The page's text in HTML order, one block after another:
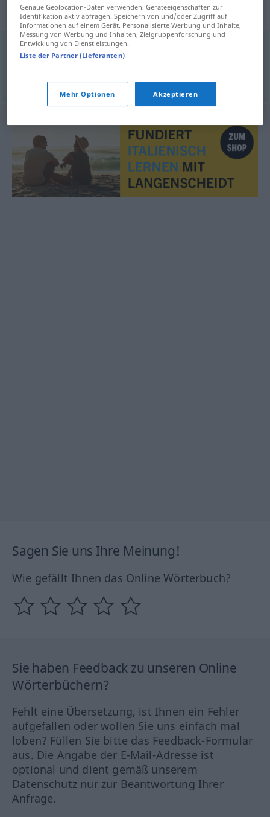
Synonyme für "Kronkorken"
Verschluss,Verkapselung,
© OpenThesaurus.de
Sagen Sie uns Ihre Meinung!
Wie gefällt Ihnen das Online Wörterbuch?
Sie haben Feedback zu unseren Online
Wörterbüchern?
Fehlt eine Übersetzung, ist Ihnen ein Fehler
aufgefallen oder wollen Sie uns einfach mal
loben? Füllen Sie bitte das Feedback-Formular
aus. Die Angabe der E-Mail-Adresse ist
optional und dient gemäß unserem
Datenschutz nur zur Beantwortung Ihrer
Anfrage.
Genaue Geolocation-Daten verwenden. Geräteeigenschaften zur
Identifikation aktiv abfragen. Speichern von und/oder Zugriff auf
Informationen auf einem Gerät. Personalisierte Werbung und Inhalte,
Messung von Werbung und Inhalten, Zielgruppenforschung und
Entwicklung von Dienstleistungen.
Liste der Partner (Lieferanten)
Mehr Optionen Akzeptieren